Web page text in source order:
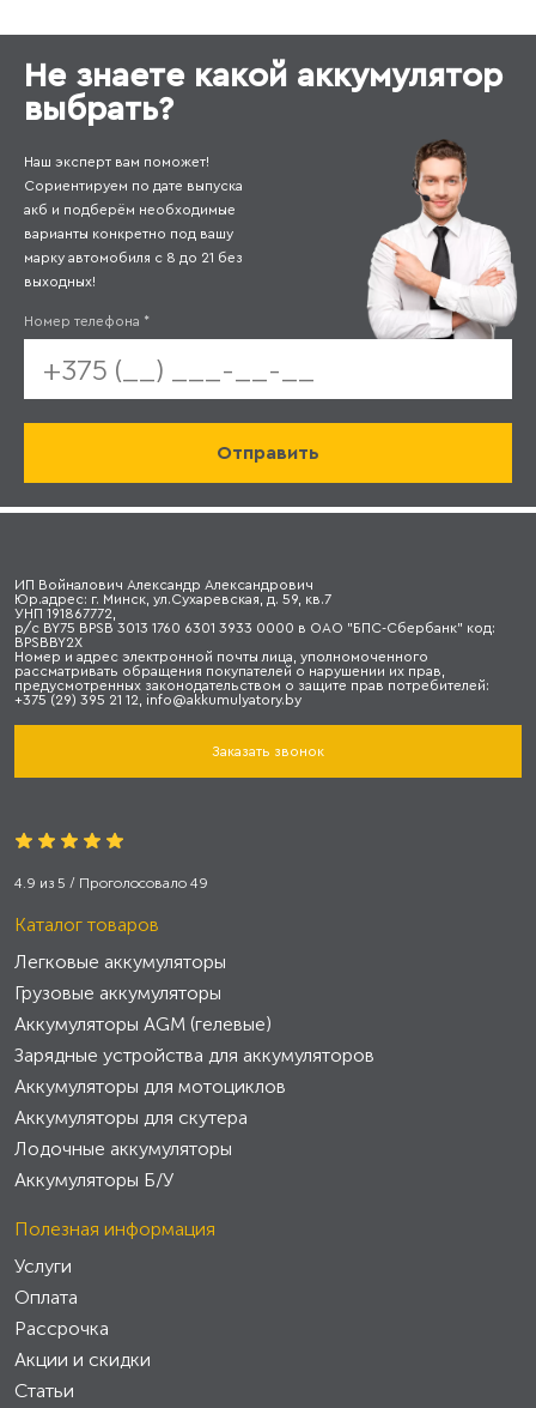
Не знаете какой аккумулятор
выбрать?
Наш эксперт вам поможет!
Сориентируем по дате выпуска
акб и подберём необходимые
варианты конкретно под вашу
марку автомобиля с 8 до 21 без
выходных!
Номер телефона *
ИП Войналович Александр Александрович
Юр.адрес: г. Минск, ул.Сухаревская, д. 59, кв.7
УНП 191867772,
р/с BY75 BPSB 3013 1760 6301 3933 0000 в ОАО "БПС-Сбербанк" код:
BPSBBY2X
Номер и адрес электронной почты лица, уполномоченного
рассматривать обращения покупателей о нарушении их прав,
предусмотренных законодательством о защите прав потребителей:
+375 (29) 395 21 12, info@akkumulyatory.by
Заказать звонок
4.9 из 5 / Проголосовало 49
Каталог товаров
Легковые аккумуляторы
Грузовые аккумуляторы
Аккумуляторы AGM (гелевые)
Зарядные устройства для аккумуляторов
Аккумуляторы для мотоциклов
Аккумуляторы для скутера
Лодочные аккумуляторы
Аккумуляторы Б/У
Полезная информация
Услуги
Оплата
Рассрочка
Акции и скидки
Статьи